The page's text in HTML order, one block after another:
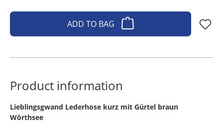
ADD TO BAG
Product information
​Lieblingsgwand Lederhose kurz mit Gürtel braun
Wörthsee